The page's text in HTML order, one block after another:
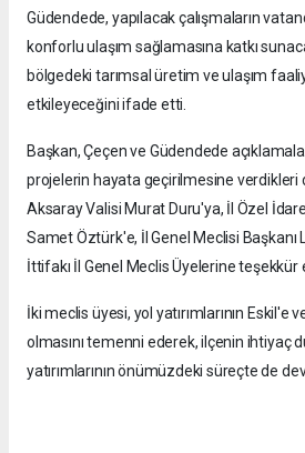
Güdendede, yapılacak çalışmaların
konforlu ulaşım sağlamasına katkı
bölgedeki tarımsal üretim ve ulaşım
etkileyeceğini ifade etti.
Başkan, Çeçen ve Güdendede
projelerin hayata geçirilmesine verdikleri
Aksaray Valisi Murat Duru'ya, İl Özel
Samet Öztürk'e, İl Genel Meclisi Başkanı
İttifakı İl Genel Meclis Üyelerine teşekkür
İki meclis üyesi, yol yatırımlarının Eskil'e
olmasını temenni ederek, ilçenin ihtiyaç
yatırımlarının önümüzdeki süreçte de